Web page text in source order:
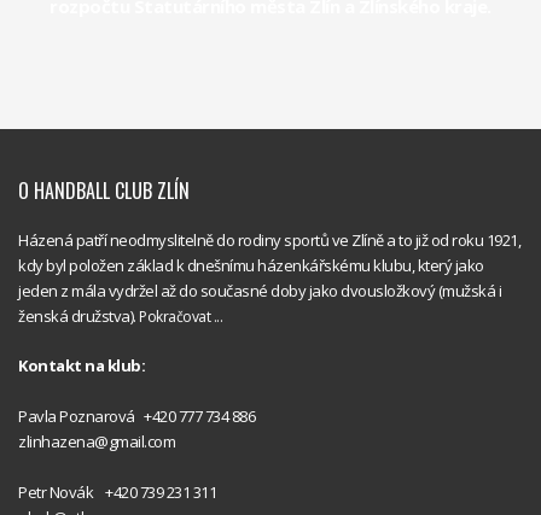
O HANDBALL CLUB ZLÍN
Házená patří neodmyslitelně do rodiny sportů ve Zlíně a to již od roku 1921,
kdy byl položen základ k dnešnímu házenkářskému klubu, který jako
jeden z mála vydržel až do současné doby jako dvousložkový (mužská i
ženská družstva). Pokračovat ...
Kontakt na klub:
Pavla Poznarová +420 777 734 886
zlinhazena@gmail.com
Petr Novák +420 739 231 311
Club Zlín
Club Zlín